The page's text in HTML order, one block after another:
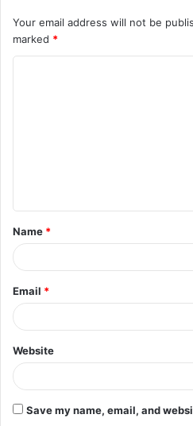
Your email address will not be
marked *
t
*
Name *
Email *
Website
Save my name, email, and